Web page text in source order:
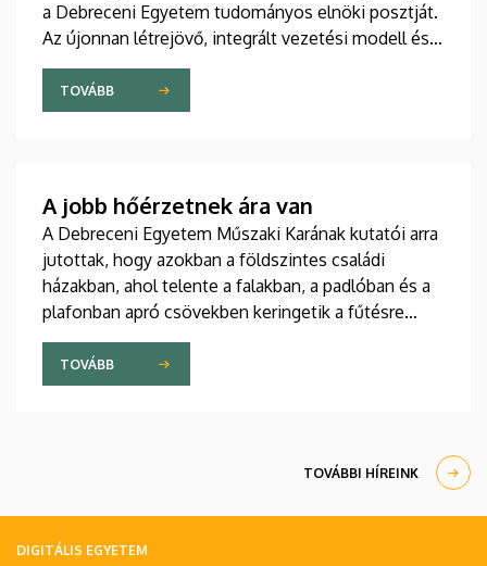
a Debreceni Egyetem tudományos elnöki posztját.
Az újonnan létrejövő, integrált vezetési modell és a
fokozatosan kiépülő Tudományos Főigazgatóság
célja, hogy a nemzetközi versenyben új szintre
emelje az intézmény kutatási teljesítményét,
TOVÁBB
A jobb hőérzetnek ára van
A Debreceni Egyetem Műszaki Karának kutatói arra
jutottak, hogy azokban a földszintes családi
házakban, ahol telente a falakban, a padlóban és a
plafonban apró csövekben keringetik a fűtésre
használt melegvizet, az egyenletesebb eloszlás
miatt jobb ugyan a hőérzet, mint egy radiátoros
épületben, ugyanakkor az előbbi fűtési megoldás
TOVÁBB
TOVÁBBI HÍREINK
DIGITÁLIS EGYETEM